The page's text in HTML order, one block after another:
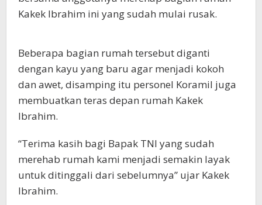
Kakek Ibrahim ini yang sudah mulai rusak.
Beberapa bagian rumah tersebut diganti
dengan kayu yang baru agar menjadi kokoh
dan awet, disamping itu personel Koramil juga
membuatkan teras depan rumah Kakek
Ibrahim.
“Terima kasih bagi Bapak TNI yang sudah
merehab rumah kami menjadi semakin layak
untuk ditinggali dari sebelumnya” ujar Kakek
Ibrahim.